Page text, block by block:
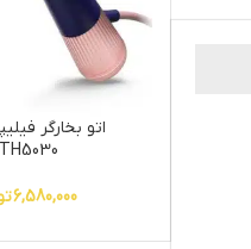
اتو بخارگر
6,580,000